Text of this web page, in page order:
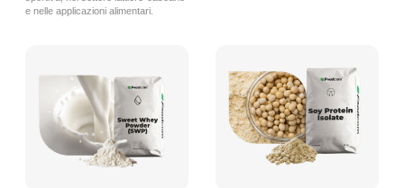
e nelle applicazioni alimentari.